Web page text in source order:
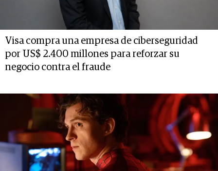
Visa compra una empresa de ciberseguridad
por US$ 2.400 millones para reforzar su
negocio contra el fraude